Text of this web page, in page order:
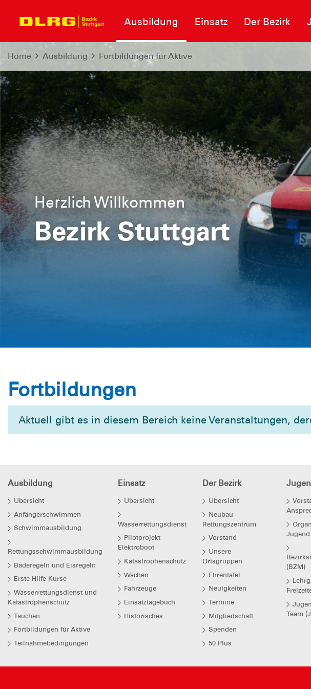
Ausbildung Einsatz Der Bezirk
Home Ausbildung Fortbildungen für Aktive
Herzlich Willkommen
Bezirk Stuttgart
Fortbildungen
Aktuell gibt es in diesem Bereich keine Veranstaltungen,
Ausbildung
Übersicht
Anfängerschwimmen
Schwimmausbildung
Rettungsschwimmausbildung
Baderegeln und Eisregeln
Erste-Hilfe-Kurse
Wasserrettungsdienst und
Katastrophenschutz
Tauchen
Fortbildungen für Aktive
Teilnahmebedingungen
Einsatz
Übersicht
Wasserrettungsdienst
Pilotprojekt
Elektroboot
Katastrophenschutz
Wachen
Fahrzeuge
Einsatztagebuch
Historisches
Der Bezirk
Übersicht
Neubau
Rettungszentrum
Vorstand
Unsere
Ortsgruppen
Ehrentafel
Neuigkeiten
Termine
Mitgliedschaft
Spenden
50 Plus
Jugend
(BZM)
Team